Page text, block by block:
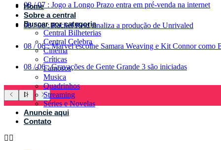
08 / 07 : Jogo a Longo Prazo entra em pré-venda na internet
08 / 06 : Rachel Reid finaliza a produção de Unrivaled
08 / 06 : Marvel escolhe Samara Weaving e Kit Connor como
08 / 06 : Gravações de Gente Grande 3 são iniciadas
Home
Sobre a central
Buscar por categoria
Central Bilheterias
Central Celebra
Cinema
Críticas
Famosos
Musica
Quadrinhos
Streaming
Séries e Novelas
Anuncie aqui
Contato